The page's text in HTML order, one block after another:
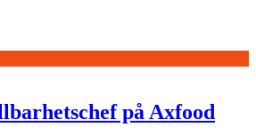
på Axfood